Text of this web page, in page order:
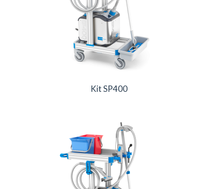
Kit SP400